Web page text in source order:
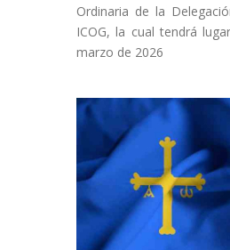
Ordinaria de la
ICOG, la cual tendrá
marzo de 2026